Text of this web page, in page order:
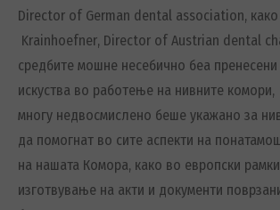
Director of German dental association,
Krainhoefner, Director of Austrian dental
средбите мошне несебично беа пренесени
искуства во работење на нивните
многу недвосмислено беше укажано за
да помогнат во сите аспекти на
на нашата Комора, како во европски
изготвување на акти и документи